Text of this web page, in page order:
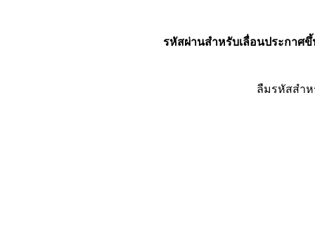
รหัสผ่านสำหรับเลื่อนประกาศขึ้
ลืมรหัสสำ